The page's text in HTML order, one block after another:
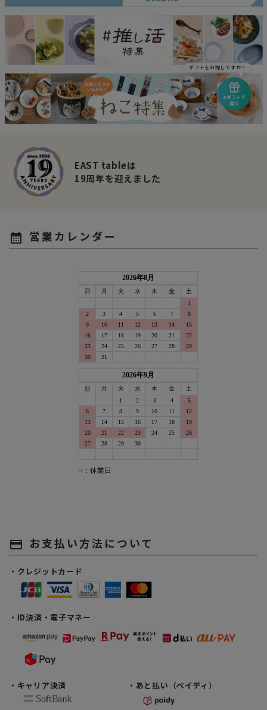
EAST tableは
19周年を迎えました
calendar_month 営業カレンダー
payment お支払い方法について
・クレジットカード
・ID決済・電子マネー
・キャリア決済 ・あと払い（ペイディ）
eギフトで
贈る
ギフトをお探しですか？